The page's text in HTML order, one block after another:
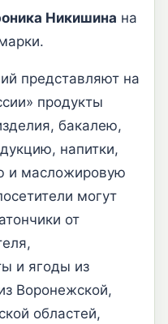
Никишина на
представляют на
продукты
бакалею,
напитки,
и масложировую
могут
от
и ягоды из
Воронежской,
областей,